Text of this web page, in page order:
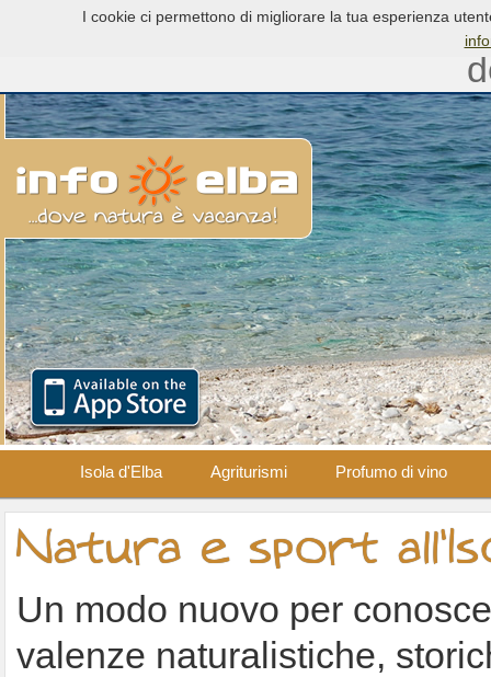
Sport e natura, un
Isola d'Elba Agriturismi Profumo di vino
Natura e sport
Un modo nuovo per
valenze naturalistiche,
I cookie ci permettono di migliorare la tua esperienza